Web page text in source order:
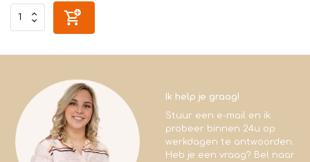
Ik help je graag!
Stuur een e-mail en ik
probeer binnen 24u op
werkdagen te antwoorden.
Heb je een vraag? Bel naar